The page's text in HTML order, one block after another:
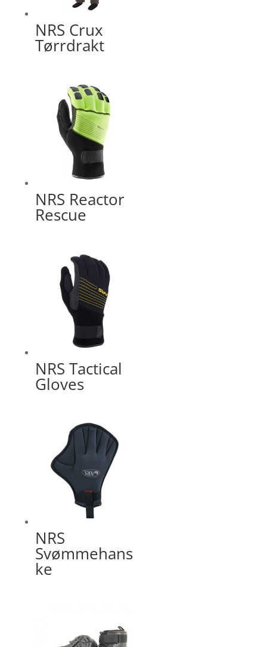
NRS Crux
Tørrdrakt
NRS Reactor
Rescue
NRS Tactical
Gloves
NRS
Svømmehans
ke